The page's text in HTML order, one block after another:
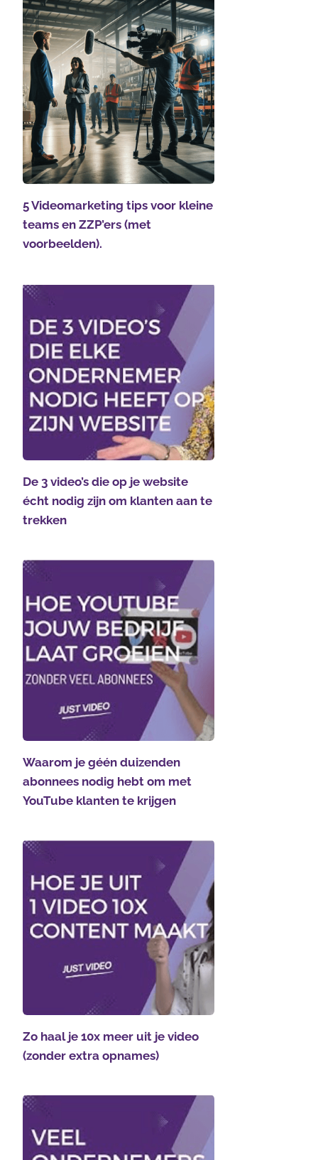
5 Videomarketing tips voor kleine
teams en ZZP’ers (met
voorbeelden).
De 3 video’s die op je website
écht nodig zijn om klanten aan te
trekken
Waarom je géén duizenden
abonnees nodig hebt om met
YouTube klanten te krijgen
Zo haal je 10x meer uit je video
(zonder extra opnames)